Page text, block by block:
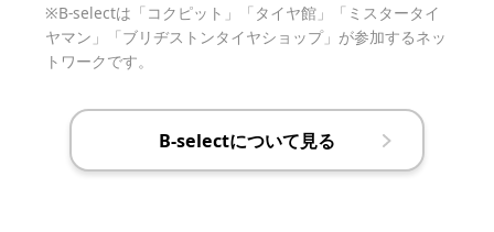
B-selectは「コクピット」「タイヤ館」「ミスタータイ
ヤマン」「ブリヂストンタイヤショップ」が参加するネッ
トワークです。
B-selectについて見る